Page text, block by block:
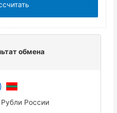
обмена
России